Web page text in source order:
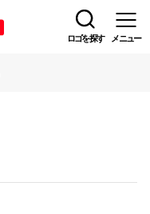
ロゴを探す メニュー